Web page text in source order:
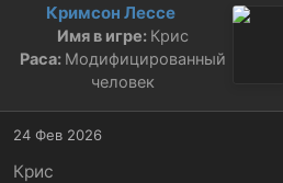
Кримсон Лессе
Имя в игре: Крис
Раса: Модифицированный
человек
24 Фев 2026
Крис